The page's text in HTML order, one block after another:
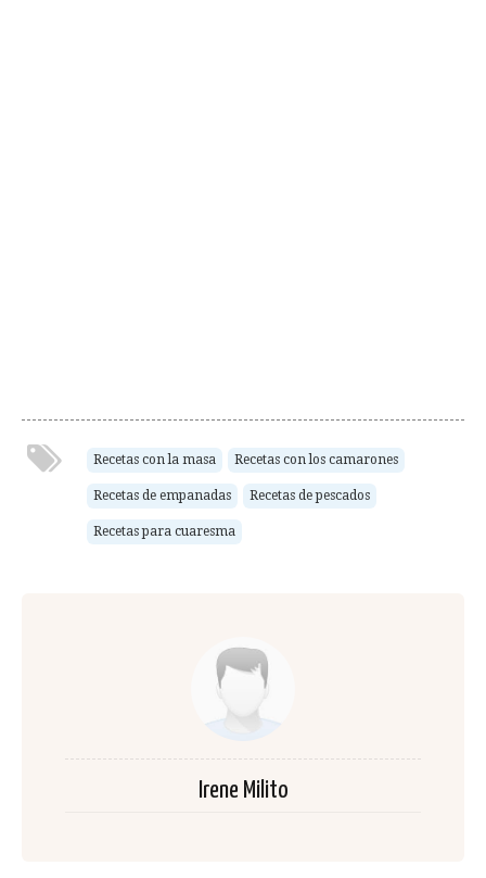
Recetas con la masa Recetas con los camarones
Recetas de empanadas Recetas de pescados
Recetas para cuaresma
Irene Milito